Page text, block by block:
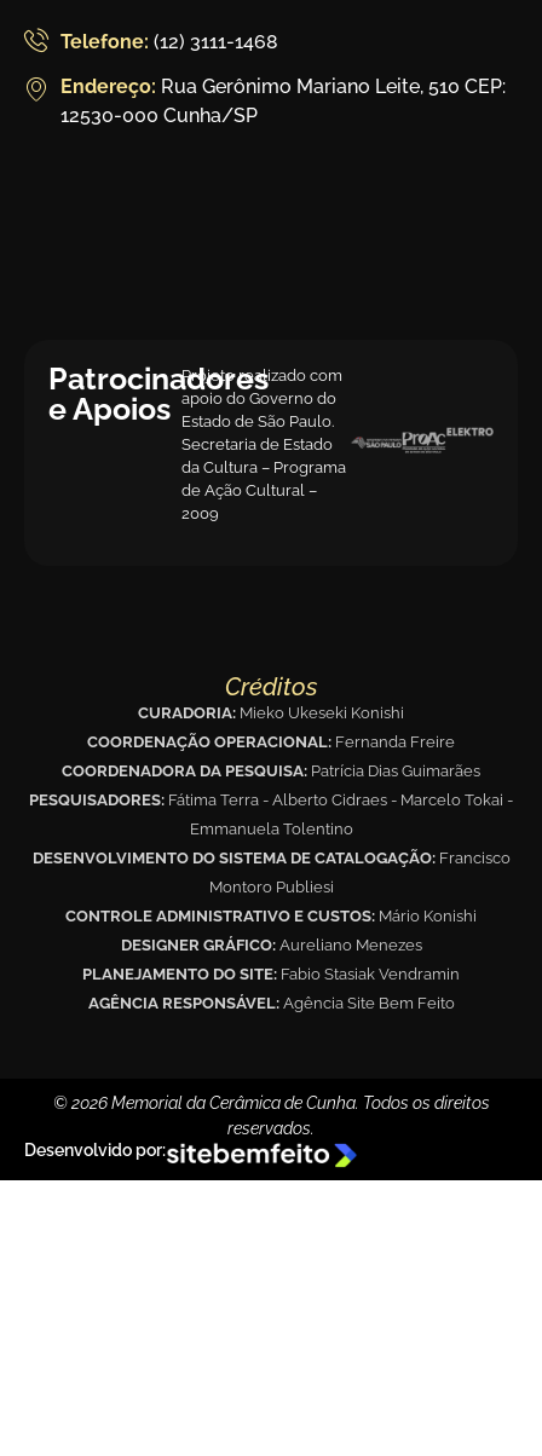
Telefone: (12) 3111-1468
Endereço: Rua Gerônimo Mariano Leite, 510 CEP:
12530-000 Cunha/SP
Patrocinadores
e Apoios
Projeto realizado com
apoio do Governo do
Estado de São Paulo.
Secretaria de Estado
da Cultura – Programa
de Ação Cultural –
2009
Créditos
CURADORIA: Mieko Ukeseki Konishi
COORDENAÇÃO OPERACIONAL: Fernanda Freire
COORDENADORA DA PESQUISA: Patrícia Dias Guimarães
PESQUISADORES: Fátima Terra - Alberto Cidraes - Marcelo Tokai -
Emmanuela Tolentino
DESENVOLVIMENTO DO SISTEMA DE CATALOGAÇÃO: Francisco
Montoro Publiesi
CONTROLE ADMINISTRATIVO E CUSTOS: Mário Konishi
DESIGNER GRÁFICO:Aureliano Menezes
PLANEJAMENTO DO SITE: Fabio Stasiak Vendramin
AGÊNCIA RESPONSÁVEL:Agência Site Bem Feito
© 2026 Memorial da Cerâmica de Cunha. Todos os direitos
reservados.
Desenvolvido por: